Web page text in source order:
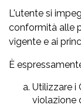
L'utente si
conformità alle
vigente e ai
È
Utilizzare i
violazione